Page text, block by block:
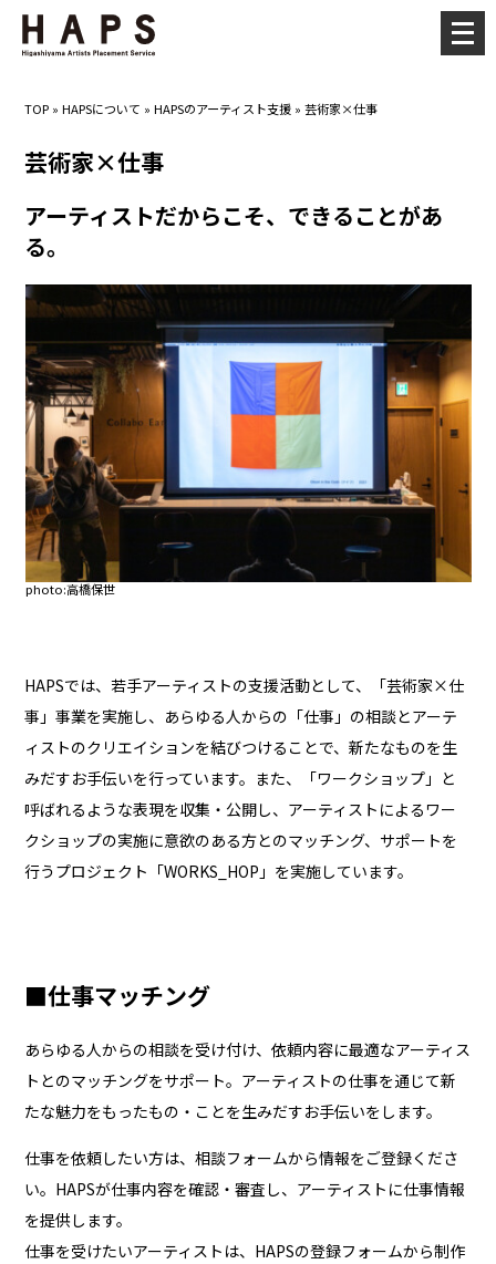
TOP »HAPSについて »HAPSのアーティスト支援 »芸術家×仕事
芸術家×仕事
アーティストだからこそ、できることがあ
る。
photo:高橋保世
HAPSでは、若手アーティストの支援活動として、「芸術家×仕
事」事業を実施し、あらゆる人からの「仕事」の相談とアーテ
ィストのクリエイションを結びつけることで、新たなものを生
みだすお手伝いを行っています。また、「ワークショップ」と
呼ばれるような表現を収集・公開し、アーティストによるワー
クショップの実施に意欲のある方とのマッチング、サポートを
行うプロジェクト「WORKS_HOP 」を実施しています。
■仕事マッチング
あらゆる人からの相談を受け付け、依頼内容に最適なアーティス
トとのマッチングをサポート。アーティストの仕事を通じて新
たな魅力をもったもの・ことを生みだすお手伝いをします。
仕事を依頼したい方は、相談フォームから情報をご登録くださ
い。HAPSが仕事内容を確認・審査し、アーティストに仕事情報
を提供します。
仕事を受けたいアーティストは、HAPSの登録フォームから制作
メ
ニ
く